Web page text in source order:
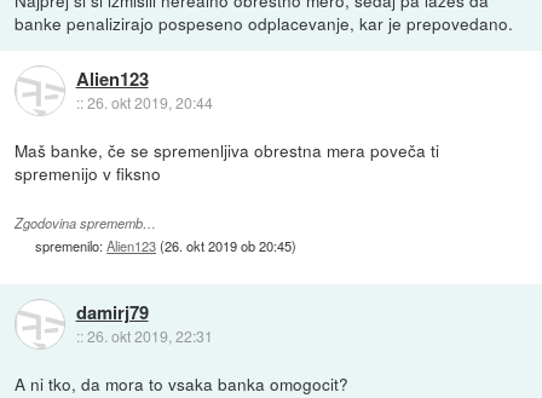
banke penalizirajo pospeseno odplacevanje, kar je prepovedano.
Alien123
::26. okt 2019, 20:44
Maš banke, če se spremenljiva obrestna mera poveča ti
spremenijo v fiksno
Zgodovina sprememb…
spremenilo:Alien123(26. okt 2019 ob 20:45)
damirj79
::26. okt 2019, 22:31
A ni tko, da mora to vsaka banka omogocit?